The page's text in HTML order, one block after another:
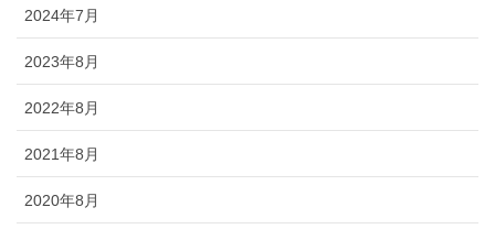
2024年7月
2023年8月
2022年8月
2021年8月
2020年8月